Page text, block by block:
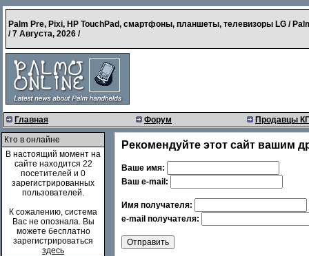
Palm Pre, Pixi, HP TouchPad, смартфоны, планшеты, телевизоры LG /
/7 Августа, 2026 /
Главная Форум Продавцы
Кто в онлайне
В настоящий момент на
сайте находится 22
посетителей и 0
зарегистрированных
пользователей.
К сожалению, система
Вас не опознала. Вы
можете бесплатно
зарегистрироваться
здесь
Рекомендуйте этот сайт вашим
Ваше имя:
Ваш e-mail:
Имя получателя:
e-mail получателя: